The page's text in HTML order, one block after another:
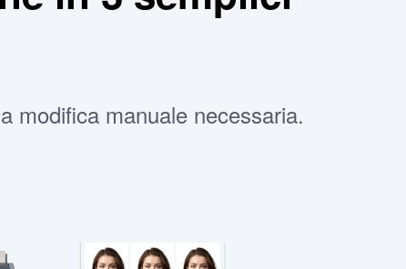
modifica manuale necessaria.